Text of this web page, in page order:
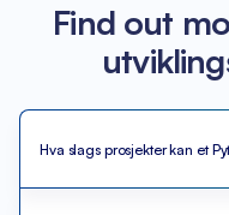
Find out
Hva slags prosjekter kan et